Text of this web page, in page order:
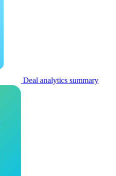
Deal analytics summary